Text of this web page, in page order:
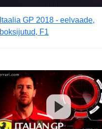
Itaalia GP 2018 - eelvaade,
boksijutud, F1